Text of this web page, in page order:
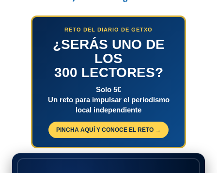
RETO DEL DIARIO DE GETXO
¿SERÁS UNO DE
LOS
300 LECTORES?
Solo 5€
Un reto para impulsar el periodismo
local independiente
PINCHA AQUÍ Y CONOCE EL RETO →